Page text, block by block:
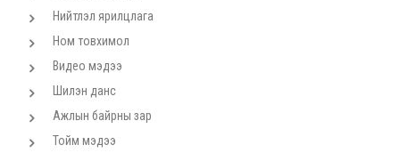
Нийтлэл ярилцлага
Ном товхимол
Видео мэдээ
Шилэн данс
Ажлын байрны зар
Тойм мэдээ